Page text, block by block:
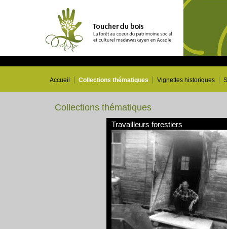
Accueil Collections thématiques Vignettes historiques
Collections thématiques
Travailleurs forestiers